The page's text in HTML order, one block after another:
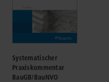
Systematischer
Praxiskommentar
BauGB/BauNVO